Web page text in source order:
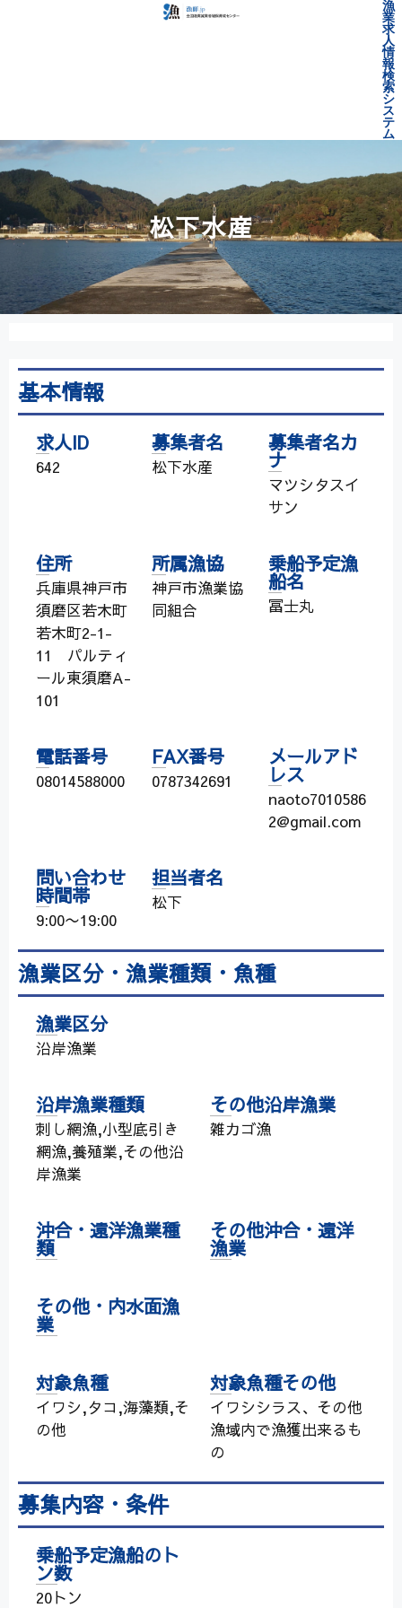
漁
業
求
人
情
報
検
索
シ
ス
テ
ム
松下水産
基本情報
求人ID
642
募集者名
松下水産
募集者名カ
ナ
マツシタスイ
サン
住所
兵庫県神戸市
須磨区若木町
若木町2-1-
11 パルティ
ール東須磨A-
101
所属漁協
神戸市漁業協
同組合
乗船予定漁
船名
冨士丸
電話番号
08014588000
FAX番号
0787342691
メールアド
レス
naoto7010586
2@gmail.com
問い合わせ
時間帯
9:00〜19:00
担当者名
松下
漁業区分・漁業種類・魚種
漁業区分
沿岸漁業
沿岸漁業種類
刺し網漁,小型底引き
網漁,養殖業,その他沿
岸漁業
その他沿岸漁業
雑カゴ漁
沖合・遠洋漁業種
類
その他沖合・遠洋
漁業
その他・内水面漁
業
対象魚種
イワシ,タコ,海藻類,そ
の他
対象魚種その他
イワシシラス、その他
漁域内で漁獲出来るも
の
募集内容・条件
乗船予定漁船のト
ン数
20トン